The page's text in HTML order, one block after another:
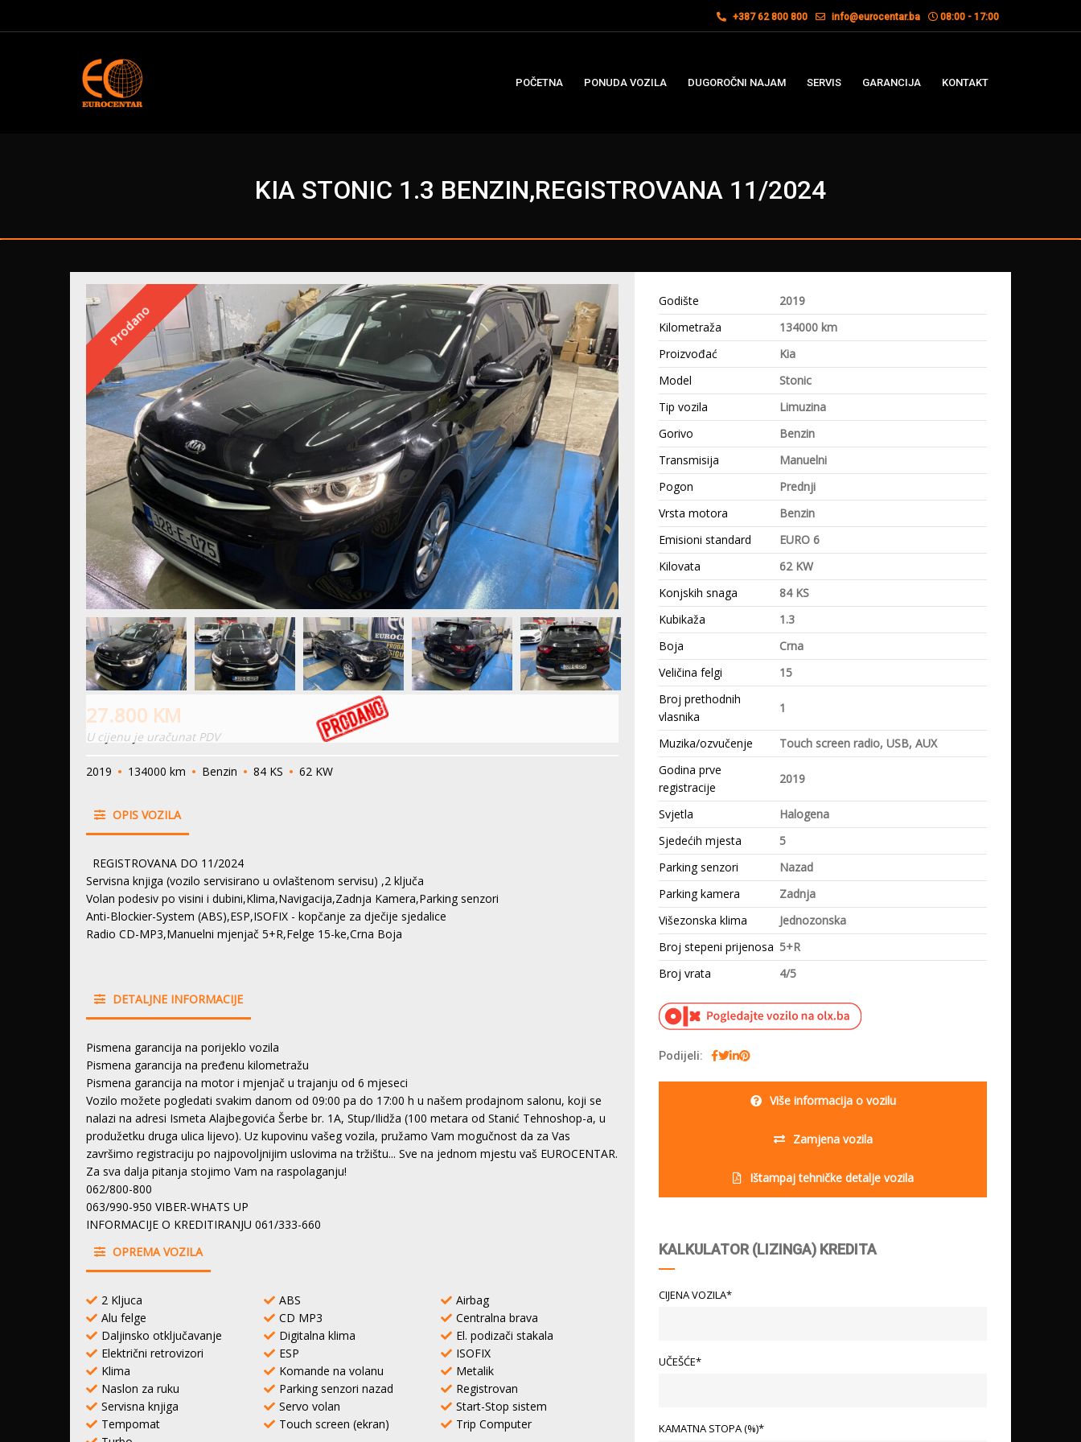
+387 62 800 800 info@eurocentar.ba 08:00 - 17:00
POČETNA PONUDA VOZILA DUGOROČNI NAJAM SERVIS GARANCIJA KONTAKT
KIA STONIC 1.3 BENZIN,REGISTROVANA 11/2024
Prodano
27.800 KM
U cijenu je uračunat PDV
2019 134000 km Benzin 84 KS 62 KW
OPIS VOZILA
REGISTROVANA DO 11/2024
Servisna knjiga (vozilo servisirano u ovlaštenom servisu) ,2 ključa
Volan podesiv po visini i dubini,Klima,Navigacija,Zadnja Kamera,Parking senzori
Anti-Blockier-System (ABS),ESP,ISOFIX - kopčanje za dječije sjedalice
Radio CD-MP3,Manuelni mjenjač 5+R,Felge 15-ke,Crna Boja
DETALJNE INFORMACIJE
Pismena garancija na porijeklo vozila
Pismena garancija na pređenu kilometražu
Pismena garancija na motor i mjenjač u trajanju od 6 mjeseci
Vozilo možete pogledati svakim danom od 09:00 pa do 17:00 h u našem prodajnom salonu, koji se
nalazi na adresi Ismeta Alajbegovića Šerbe br. 1A, Stup/Ilidža (100 metara od Stanić Tehnoshop-a, u
produžetku druga ulica lijevo). Uz kupovinu vašeg vozila, pružamo Vam mogučnost da za Vas
završimo registraciju po najpovoljnijim uslovima na tržištu... Sve na jednom mjestu vaš EUROCENTAR.
Za sva dalja pitanja stojimo Vam na raspolaganju!
062/800-800
063/990-950 VIBER-WHATS UP
INFORMACIJE O KREDITIRANJU 061/333-660
OPREMA VOZILA
2 Kljuca ABS
Airbag
Alu felge
CD MP3
Centralna brava
Daljinsko otključavanje
Digitalna klima
El. podizači stakala
Električni retrovizori
ESP
ISOFIX
Klima
Komande na volanu
Metalik
Naslon za ruku
Parking senzori nazad
Registrovan
Servisna knjiga
Servo volan
Start-Stop sistem
Tempomat
Touch screen (ekran)
Trip Computer
Godište
2019
Kilometraža
134000 km
Proizvođać
Kia
Model
Stonic
Tip vozila
Limuzina
Gorivo
Benzin
Transmisija
Manuelni
Pogon
Prednji
Vrsta motora
Benzin
Emisioni standard
EURO 6
Kilovata
62 KW
Konjskih snaga
84 KS
Kubikaža
1.3
Boja
Crna
Veličina felgi
15
Broj prethodnih
vlasnika
1
Muzika/ozvučenje
Touch screen radio, USB, AUX
Godina prve
registracije
2019
Svjetla
Halogena
Sjedećih mjesta
5
Parking senzori
Nazad
Parking kamera
Zadnja
Višezonska klima
Jednozonska
Broj stepeni prijenosa 5+R
Broj vrata
4/5
Podijeli:
Više informacija o vozilu
Zamjena vozila
Ištampaj tehničke detalje vozila
KALKULATOR (LIZINGA) KREDITA
CIJENA VOZILA*
UČEŠĆE*
KAMATNA STOPA (%)*